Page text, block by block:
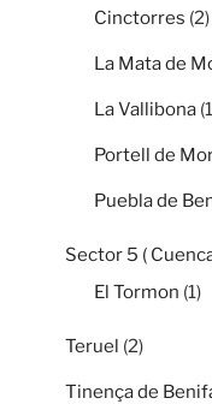
Cinctorres (2)
La Mata de
La Vallibona
Portell de
Puebla de
Sector 5 (
El Tormon (1)
Teruel (2)
Tinença de